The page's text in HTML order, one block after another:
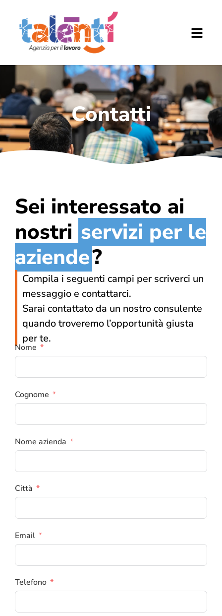
Contatti
Sei interessato ai
nostri servizi per le
aziende?
Compila i seguenti campi per scriverci un
messaggio e contattarci.
Sarai contattato da un nostro consulente
quando troveremo l’opportunità giusta
per te.
Nome
Cognome
Nome azienda
Città
Email
Telefono